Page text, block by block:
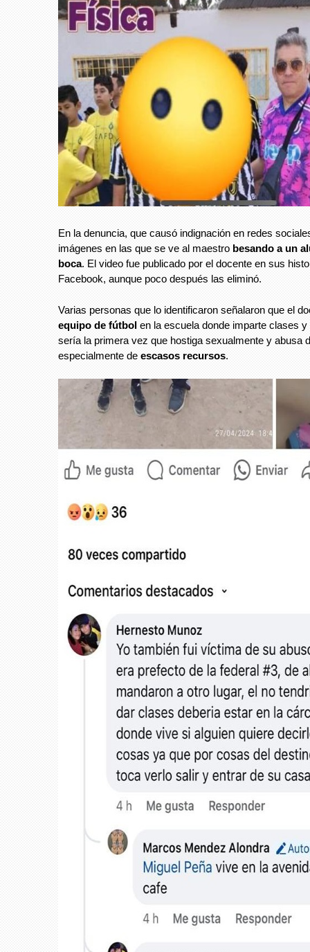
En la denuncia, que causó indignación en redes
imágenes en las que se ve al maestro besando a un
boca. El video fue publicado por el docente en sus
Facebook, aunque poco después las eliminó.
Varias personas que lo identificaron señalaron que el
equipo de fútbol en la escuela donde imparte clases y
sería la primera vez que hostiga sexualmente y abusa
especialmente de escasos recursos.